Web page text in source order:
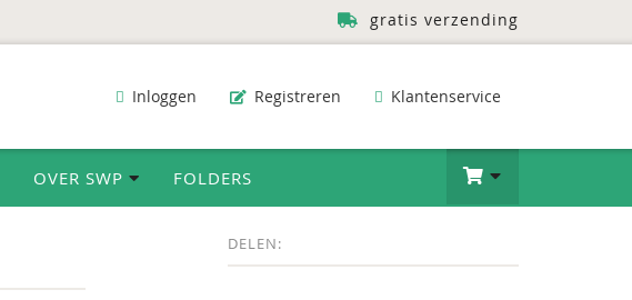
gratis verzending
Inloggen Registreren Klantenservice
OVER SWP FOLDERS
DELEN: